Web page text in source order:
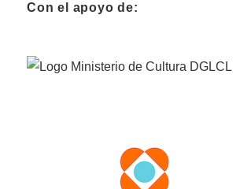
Con el apoyo de: